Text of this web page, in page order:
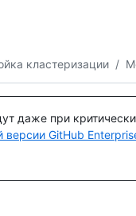
кластеризации /
даже при
версии GitHub